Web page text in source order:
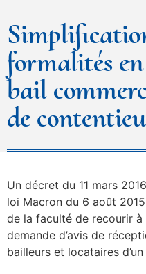
formalités
bail
de
Un décret du 11 mars
loi Macron du 6 août
de la faculté de recourir
demande d’avis de
bailleurs et locataires